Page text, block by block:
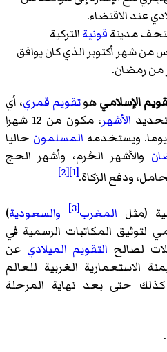
عند الاقتضاء.
مدينةقونيةالتركية
من شهر أكتوبر الذي كان يوافق
من رمضان.
الإسلاميهوتقويم قمري، أي
الأشهر
، مكون من 12 شهرا
المسلمون حاليا
والأشهر الحُرم، وأشهر الحج
ودفع الزكاة.[1]
[2]
(مثل المغرب[3] والسعودية)
لتوثيق المكاتبات الرسمية في
لصالح التقويم الميلادي عن
الاستعمارية الغربية للعالم
كذلك حتى بعد نهاية المرحلة